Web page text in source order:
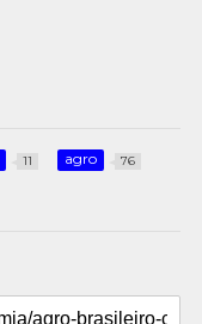
11 agro 76